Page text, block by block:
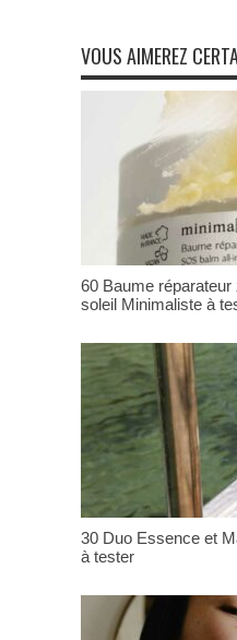
VOUS AIMEREZ
60 Baume
soleil Minimaliste à
30 Duo Essence et
à tester